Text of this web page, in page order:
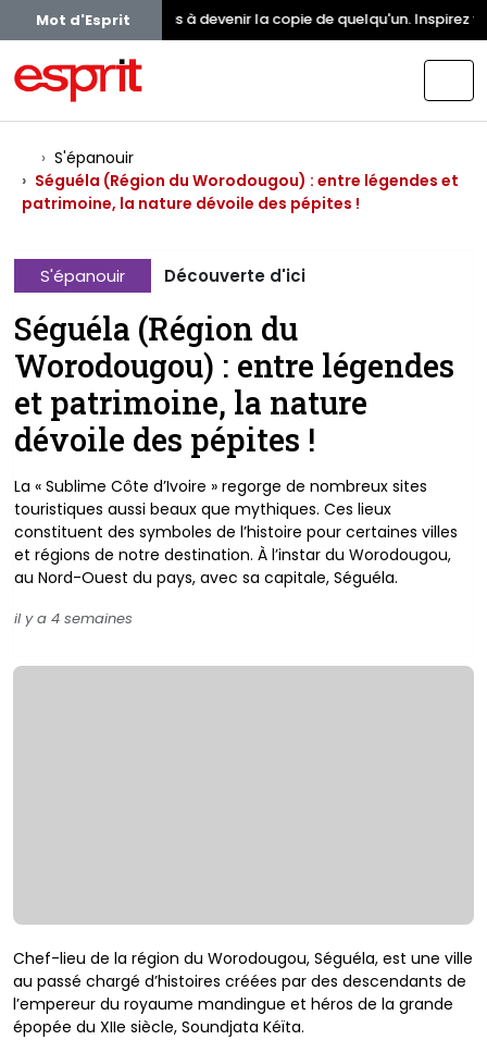
Mot d'Esprit
Ne cherchez pas à devenir la copie de quelqu'un. Inspirez
S'épanouir
Séguéla (Région du Worodougou) : entre légendes et
patrimoine, la nature dévoile des pépites !
S'épanouir Découverte d'ici
Séguéla (Région du
Worodougou) : entre légendes
et patrimoine, la nature
dévoile des pépites !
La « Sublime Côte d’Ivoire » regorge de nombreux sites
touristiques aussi beaux que mythiques. Ces lieux
constituent des symboles de l’histoire pour certaines villes
et régions de notre destination. À l’instar du Worodougou,
au Nord-Ouest du pays, avec sa capitale, Séguéla.
il y a 4 semaines
Chef-lieu de la région du Worodougou, Séguéla, est une ville
au passé chargé d’histoires créées par des descendants de
l’empereur du royaume mandingue et héros de la grande
épopée du XIIe siècle, Soundjata Kéïta.